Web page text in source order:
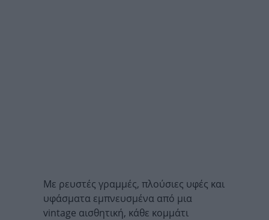
Με ρευστές γραμμές, πλούσιες υφές και
υφάσματα εμπνευσμένα από μια
vintage αισθητική, κάθε κομμάτι